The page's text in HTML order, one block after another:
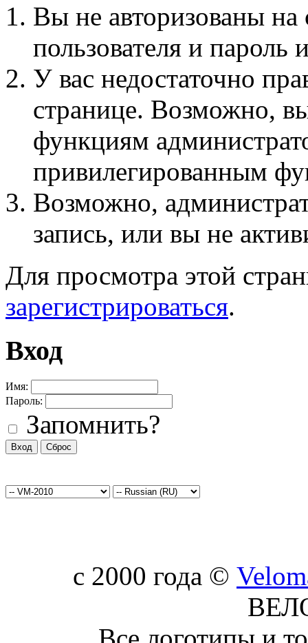
Вы не авторизованы на
пользователя и пароль
У вас недостаточно
странице. Возможно,
функциям
привилегированным
Возможно,
запись, или вы не
Для просмотра этой
зарегистрироваться.
Вход
Имя:
Пароль:
Запомнить?
c 2000 года ©